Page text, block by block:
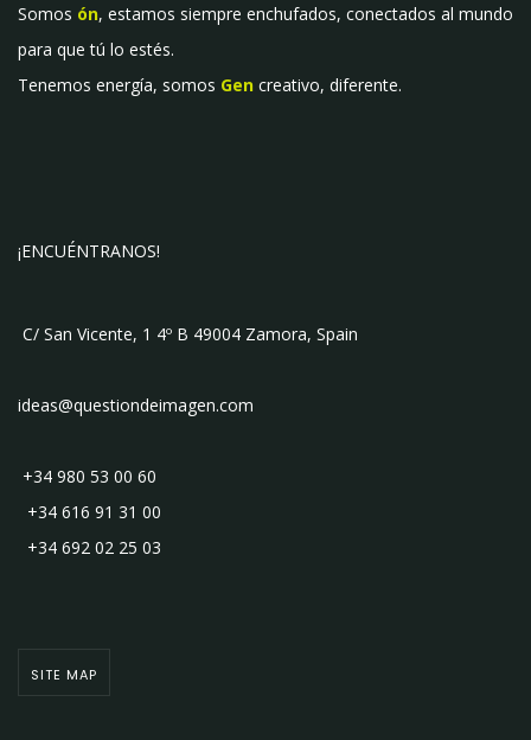
Somos ón, estamos siempre enchufados, conectados al mundo
para que tú lo estés.
Tenemos energía, somos Gen creativo, diferente.
¡ENCUÉNTRANOS!
C/ San Vicente, 1 4º B 49004 Zamora, Spain
ideas@questiondeimagen.com
+34 980 53 00 60
+34 616 91 31 00
+34 692 02 25 03
SITE MAP